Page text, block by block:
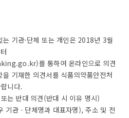
는 기관·단체 또는 개인은 2018년 3월
를 통하여 온라인으로 의견
기재한 의견서를 식품의약품안전처
니다.
는 반대 의견(반대 시 이유 명시)
기관ㆍ단체명과 대표자명), 주소 및 전